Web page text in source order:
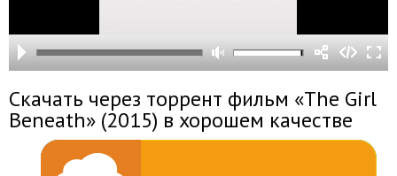
Скачать через торрент фильм «The Girl
Beneath» (2015) в хорошем качестве